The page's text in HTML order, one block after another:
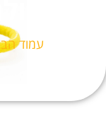
עמוד